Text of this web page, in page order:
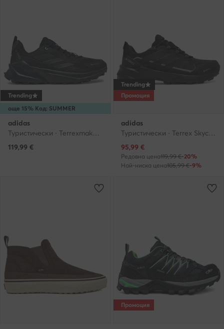
още 15% Код: SUMMER
Trending
adidas
119,99 €
Trending
Промоция
adidas
Актуална цена
95,99 €
Редовна цена119,99 €-20%
Най-ниска цена105,99 €-9%
Промоция